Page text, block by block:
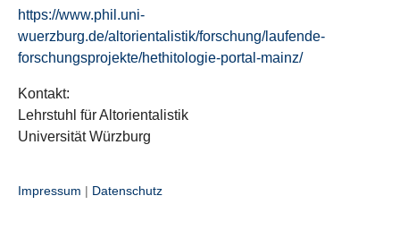
https://www.phil.uni-
wuerzburg.de/altorientalistik/forschung/laufende-
forschungsprojekte/hethitologie-portal-mainz/
Kontakt:
Lehrstuhl für Altorientalistik
Universität Würzburg
Impressum | Datenschutz